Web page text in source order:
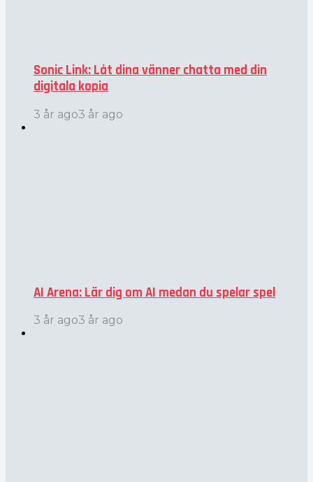
Sonic Link: Låt dina vänner chatta med din
digitala kopia
3 år ago3 år ago
AI Arena: Lär dig om AI medan du spelar spel
3 år ago3 år ago